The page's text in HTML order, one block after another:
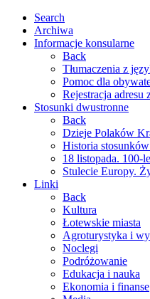
Search
Archiwa
Informacje konsularne
Back
Tłumaczenia z
Pomoc dla
Rejestracja
Stosunki dwustronne
Back
Dzieje Polaków
Historia
18 listopada. 100-
Stulecie Europy.
Linki
Back
Kultura
Łotewskie miasta
Agroturystyka i
Noclegi
Podróżowanie
Edukacja i nauka
Ekonomia i finanse